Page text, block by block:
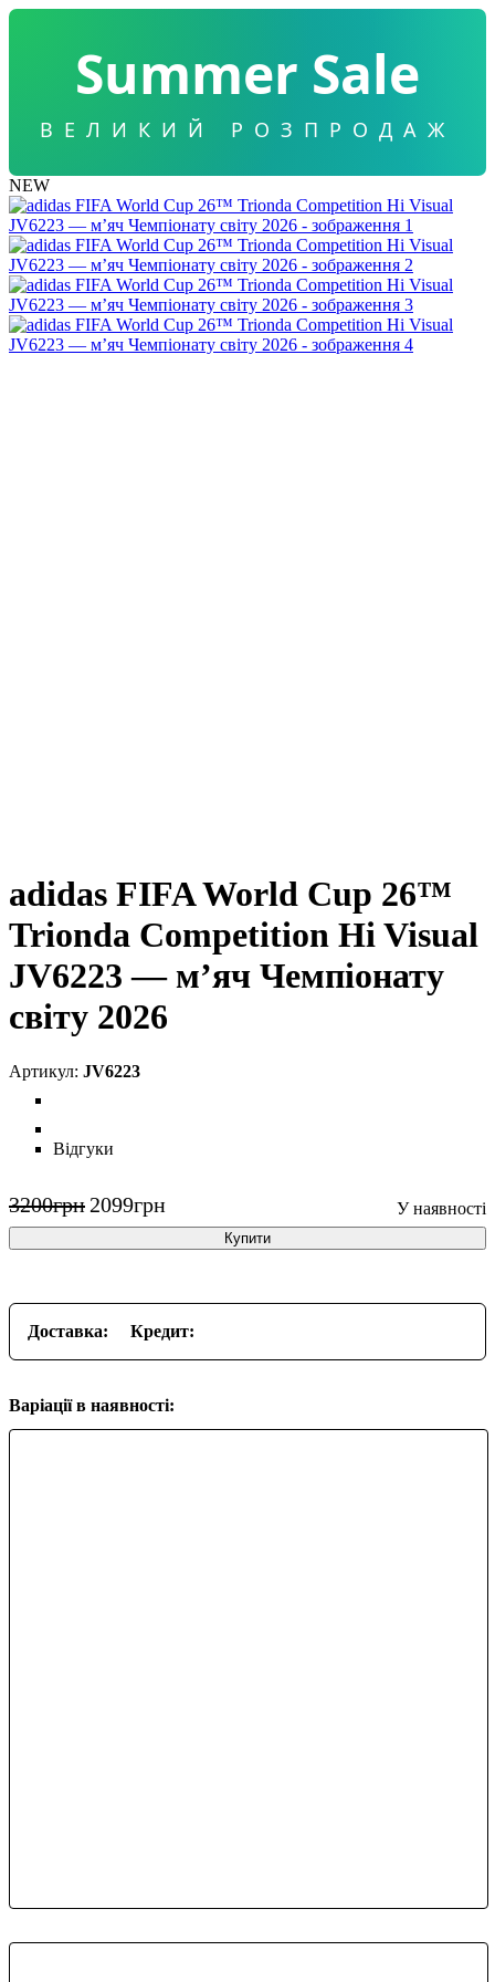
Summer Sale
ВЕЛИКИЙ РОЗПРОДАЖ
NEW
adidas FIFA World Cup 26™
Trionda Competition Hi Visual
JV6223 — м’яч Чемпіонату
світу 2026
JV6223
Відгуки
3200грн 2099грн
Купити
Доставка: Кредит:
Варіації в наявності: